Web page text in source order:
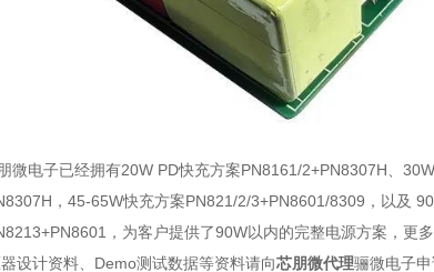
电子已经拥有20W PD快充方案PN8161/2+PN8307H、
，45-65W快充方案PN821/2/3+PN8601/8309，以及
，为客户提供了90W以内的完整电源方案，更多
设计资料、Demo测试数据等资料请向芯朋微代理骊微电子